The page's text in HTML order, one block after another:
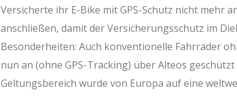
Versicherte ihr E-Bike mit GPS-Schutz nicht mehr
anschließen, damit der Versicherungsschutz im
Besonderheiten: Auch konventionelle Fahrräder
nun an (ohne GPS-Tracking) über Alteos
Geltungsbereich wurde von Europa auf eine